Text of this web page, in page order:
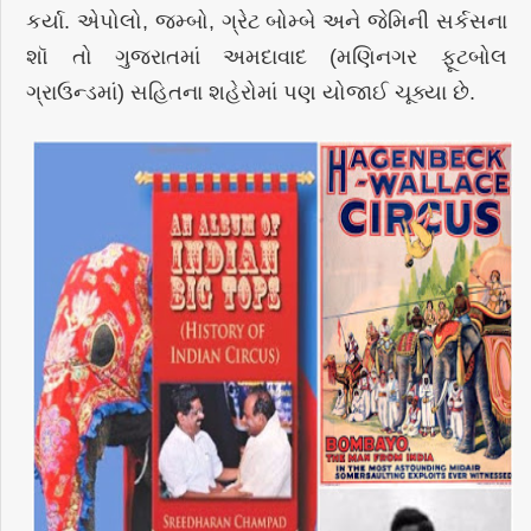
કર્યા. એપોલો, જમ્બો, ગ્રેટ બોમ્બે અને જેમિની સર્કસના
શૉ તો ગુજરાતમાં અમદાવાદ (મણિનગર ફૂટબોલ
ગ્રાઉન્ડમાં) સહિતના શહેરોમાં પણ યોજાઈ ચૂક્યા છે.